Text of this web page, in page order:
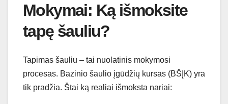
Mokymai: Ką išmoksite
tapę šauliu?
Tapimas šauliu – tai nuolatinis mokymosi
procesas. Bazinio šaulio įgūdžių kursas (BŠĮK) yra
tik pradžia. Štai ką realiai išmoksta nariai: